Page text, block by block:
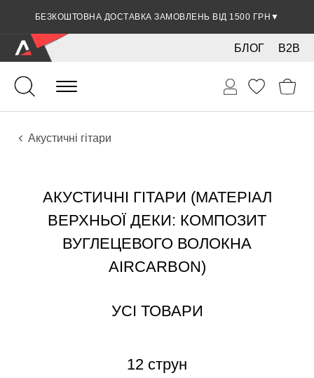
БЕЗКОШТОВНА ДОСТАВКА ЗАМОВЛЕНЬ ВІД 1500 ГРН ▼
B2B
БЛОГ
Гітари
Акустичні інструменти
Інструменти
Акустичні гітари
АКУСТИЧНІ ГІТАРИ (МАТЕРІАЛ
ВЕРХНЬОЇ ДЕКИ: КОМПОЗИТ
ВУГЛЕЦЕВОГО ВОЛОКНА
AIRCARBON)
УСІ ТОВАРИ
12 струн